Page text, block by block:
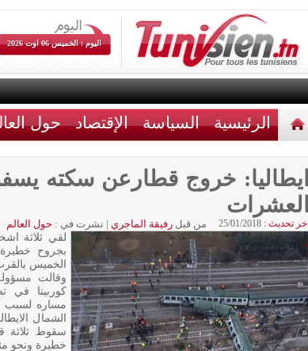
اليوم : الخميس 06 اوت 2026
الرئيسية السياسة الإقتصاد حول
ايطاليا: خروج قطارعن سكته
العشرات
اخر تحديث : 25/01/2018 من قبلرفيقة الماجري | نشرت في : حول العالم
لقي ثلاثة
بجروح
الخميس
وقالت
كوربيتا في
مساره لسبب
الشمال
سقوط ثلاثة
خطيرة ونحو